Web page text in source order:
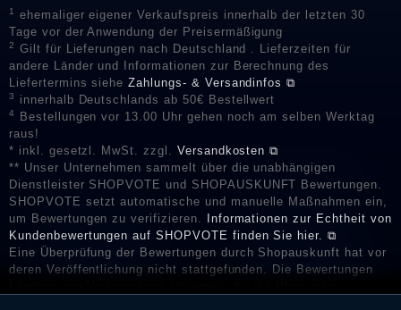
1
ehemaliger eigener Verkaufspreis innerhalb der letzten 30
Tage vor der Anwendung der Preisermäßigung
2
Gilt für Lieferungen nach Deutschland . Lieferzeiten für
andere Länder und Informationen zur Berechnung des
Liefertermins sieheZahlungs- & Versandinfos ⧉
3 innerhalb Deutschlands ab 50€ Bestellwert
4
Bestellungen vor 13.00 Uhr gehen noch am selben Werktag
raus!
* inkl. gesetzl. MwSt. zzgl. Versandkosten ⧉
** Unser Unternehmen sammelt über die unabhängigen
Dienstleister SHOPVOTE und SHOPAUSKUNFT Bewertungen.
SHOPVOTE setzt automatische und manuelle Maßnahmen ein,
um Bewertungen zu verifizieren. Informationen zur Echtheit von
Kundenbewertungen auf SHOPVOTE finden Sie hier. ⧉
Eine Überprüfung der Bewertungen durch Shopauskunft hat vor
deren Veröffentlichung nicht stattgefunden. Die Bewertungen